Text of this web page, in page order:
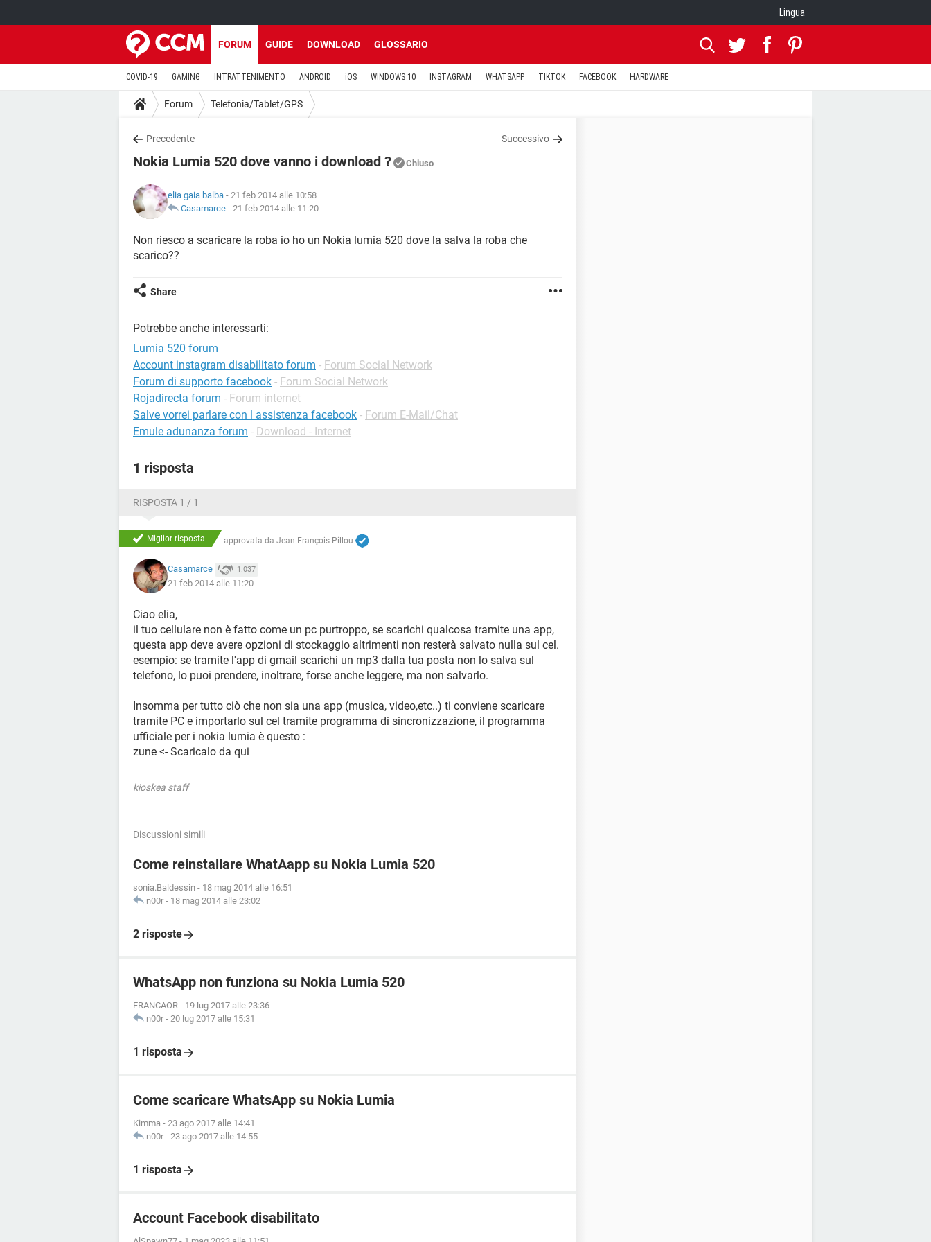
Lingua
FORUM GUIDE DOWNLOAD GLOSSARIO
COVID-19 GAMING INTRATTENIMENTO ANDROID iOS WINDOWS 10 INSTAGRAM WHATSAPP TIKTOK FACEBOOK HARDWARE
Forum Telefonia/Tablet/GPS
Precedente Successivo
Nokia Lumia 520 dove vanno i download ? Chiuso
elia gaia balba - 21 feb 2014 alle 10:58
Casamarce - 21 feb 2014 alle 11:20
Non riesco a scaricare la roba io ho un Nokia lumia 520 dove la salva la roba che
scarico??
Share
Potrebbe anche interessarti:
Lumia 520 forum
Account instagram disabilitato forum - Forum Social Network
Forum di supporto facebook - Forum Social Network
Rojadirecta forum - Forum internet
Salve vorrei parlare con l assistenza facebook - Forum E-Mail/Chat
Emule adunanza forum - Download - Internet
1 risposta
RISPOSTA 1 / 1
Miglior risposta approvata da Jean-François Pillou
Casamarce 1.037
21 feb 2014 alle 11:20
Ciao elia,
il tuo cellulare non è fatto come un pc purtroppo, se scarichi qualcosa tramite una app,
questa app deve avere opzioni di stockaggio altrimenti non resterà salvato nulla sul cel.
esempio: se tramite l'app di gmail scarichi un mp3 dalla tua posta non lo salva sul
telefono, lo puoi prendere, inoltrare, forse anche leggere, ma non salvarlo.
Insomma per tutto ciò che non sia una app (musica, video,etc..) ti conviene scaricare
tramite PC e importarlo sul cel tramite programma di sincronizzazione, il programma
ufficiale per i nokia lumia è questo :
zune <- Scaricalo da qui
kioskea staff
Discussioni simili
Come reinstallare WhatAapp su Nokia Lumia 520
sonia.Baldessin - 18 mag 2014 alle 16:51
n00r - 18 mag 2014 alle 23:02
2 risposte
WhatsApp non funziona su Nokia Lumia 520
FRANCAOR - 19 lug 2017 alle 23:36
n00r - 20 lug 2017 alle 15:31
1 risposta
Come scaricare WhatsApp su Nokia Lumia
Kimma - 23 ago 2017 alle 14:41
n00r - 23 ago 2017 alle 14:55
1 risposta
Account Facebook disabilitato